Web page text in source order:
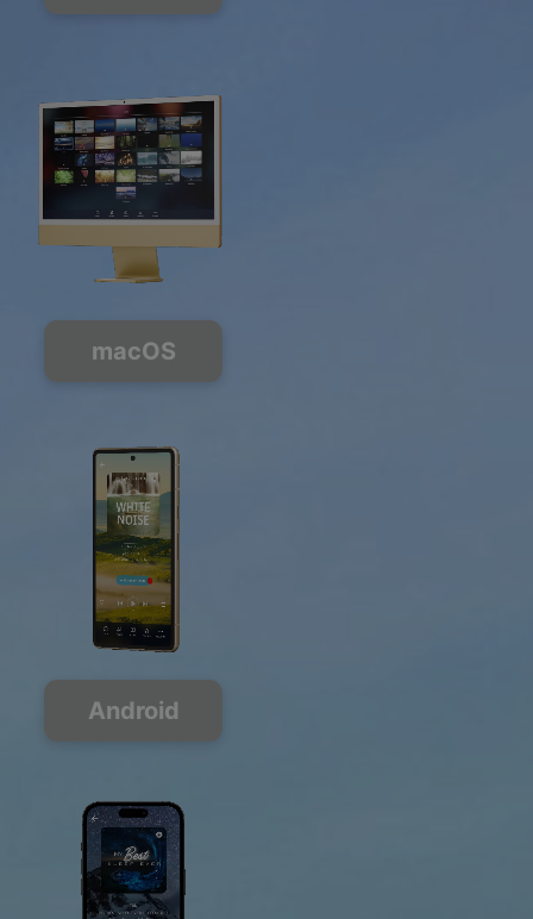
macOS
Android